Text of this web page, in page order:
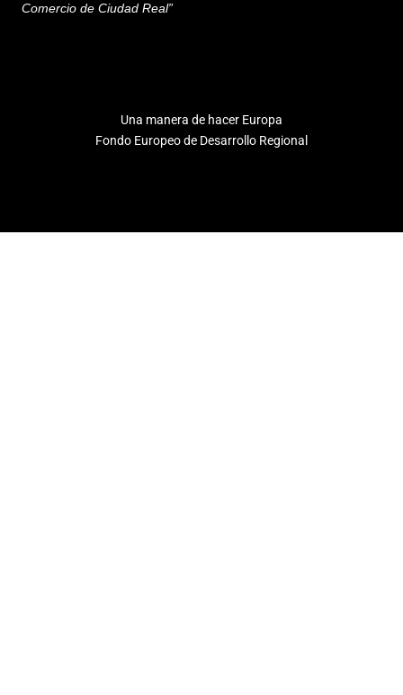
Comercio de Ciudad Real”
Una manera de hacer Europa
Fondo Europeo de Desarrollo Regional